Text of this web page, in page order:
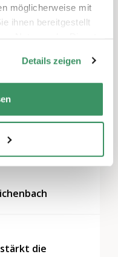
möglicherweise mit
ihnen bereitgestellt
Details zeigen
Kommunikation &
die